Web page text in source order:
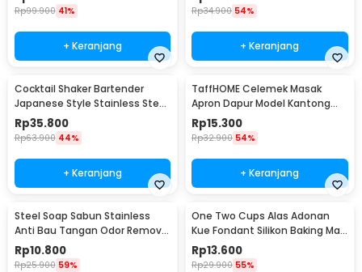
Rp99.900 41%
+ Keranjang
Rp34.900 54%
+ Keranjang
Cocktail Shaker Bartender
Japanese Style Stainless Steel
200ml
Rp35.800
Rp63.900 44%
+ Keranjang
TaffHOME Celemek Masak
Apron Dapur Model Kantong
Pola Spatula - JJ41
Rp15.300
Rp32.900 54%
+ Keranjang
Steel Soap Sabun Stainless
Anti Bau Tangan Odor Remove
- HW071
Rp10.800
Rp25.900 59%
One Two Cups Alas Adonan
Kue Fondant Silikon Baking Mat
Anti Slip - JJ3873
Rp13.600
Rp29.900 55%